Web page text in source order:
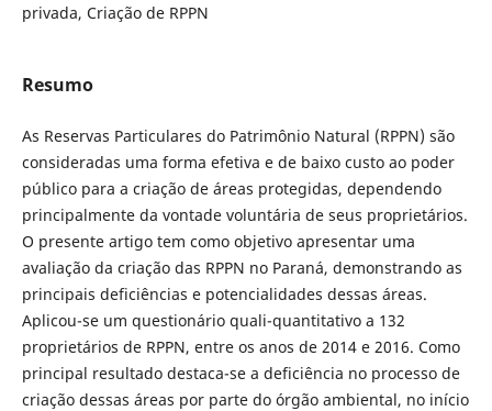
privada, Criação de RPPN
Resumo
As Reservas Particulares do Patrimônio Natural (RPPN) são
consideradas uma forma efetiva e de baixo custo ao poder
público para a criação de áreas protegidas, dependendo
principalmente da vontade voluntária de seus proprietários.
O presente artigo tem como objetivo apresentar uma
avaliação da criação das RPPN no Paraná, demonstrando as
principais deficiências e potencialidades dessas áreas.
Aplicou-se um questionário quali-quantitativo a 132
proprietários de RPPN, entre os anos de 2014 e 2016. Como
principal resultado destaca-se a deficiência no processo de
criação dessas áreas por parte do órgão ambiental, no início